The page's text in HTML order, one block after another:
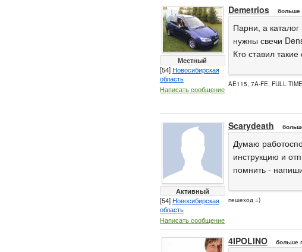
Местный
[54]Новосибирская
область
Написать сообщение
Demetrios больше
Парни, а
нужны свечи
Кто ставил
AE115, 7A-FE, FULL
Активный
[54]Новосибирская
область
Написать сообщение
Scarydeath
Думаю
инструкцию и
помнить -
пешеход =)
4IPOLINO больше